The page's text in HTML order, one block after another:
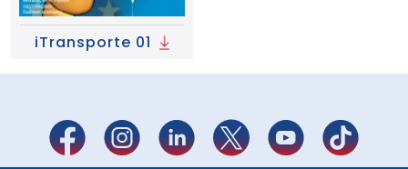
iTransporte 01